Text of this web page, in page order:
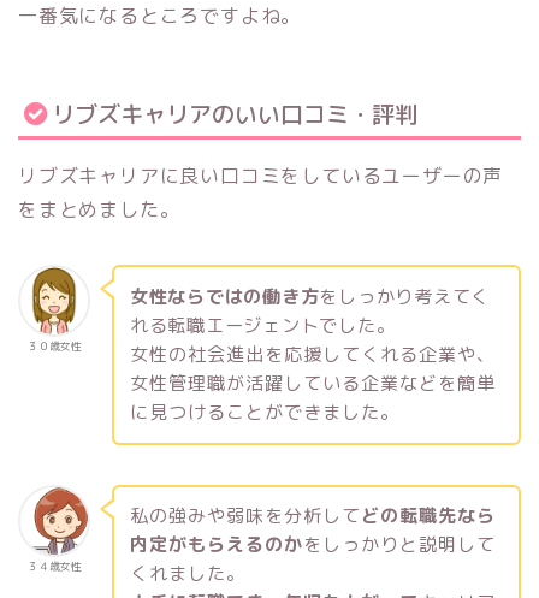
一番気になるところですよね。
リブズキャリアのいい口コミ・評判
リブズキャリアに良い口コミをしているユーザーの声
をまとめました。
３０歳女性
女性ならではの働き方をしっかり考えてく
れる転職エージェントでした。
女性の社会進出を応援してくれる企業や、
女性管理職が活躍している企業などを簡単
に見つけることができました。
３４歳女性
私の強みや弱味を分析してどの転職先なら
内定がもらえるのかをしっかりと説明して
くれました。